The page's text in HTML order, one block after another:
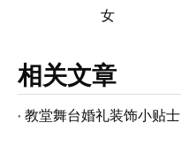
相关文章
教堂舞台婚礼装饰小贴士